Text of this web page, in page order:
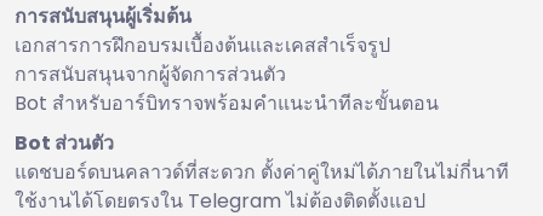
การสนับสนุนผู้เริ่มต้น
เอกสารการฝึกอบรมเบื้องต้นและเคสสำเร็จรูป
การสนับสนุนจากผู้จัดการส่วนตัว
Bot สำหรับอาร์บิทราจพร้อมคำแนะนำทีละขั้นตอน
Bot ส่วนตัว
แดชบอร์ดบนคลาวด์ที่สะดวก ตั้งค่าคู่ใหม่ได้ภายในไม่กี่นาที
ใช้งานได้โดยตรงใน Telegram ไม่ต้องติดตั้งแอป